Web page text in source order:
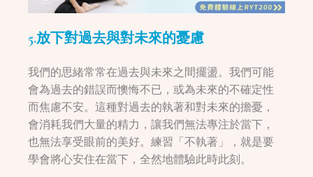
5.放下對過去與對未來的憂慮
我們的思緒常常在過去與未來之間擺盪。我們可能
會為過去的錯誤而懊悔不已，或為未來的不確定性
而焦慮不安。這種對過去的執著和對未來的擔憂，
會消耗我們大量的精力，讓我們無法專注於當下，
也無法享受眼前的美好。練習「不執著」，就是要
學會將心安住在當下，全然地體驗此時此刻。